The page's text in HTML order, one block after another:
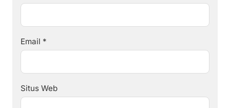
Email *
Situs Web